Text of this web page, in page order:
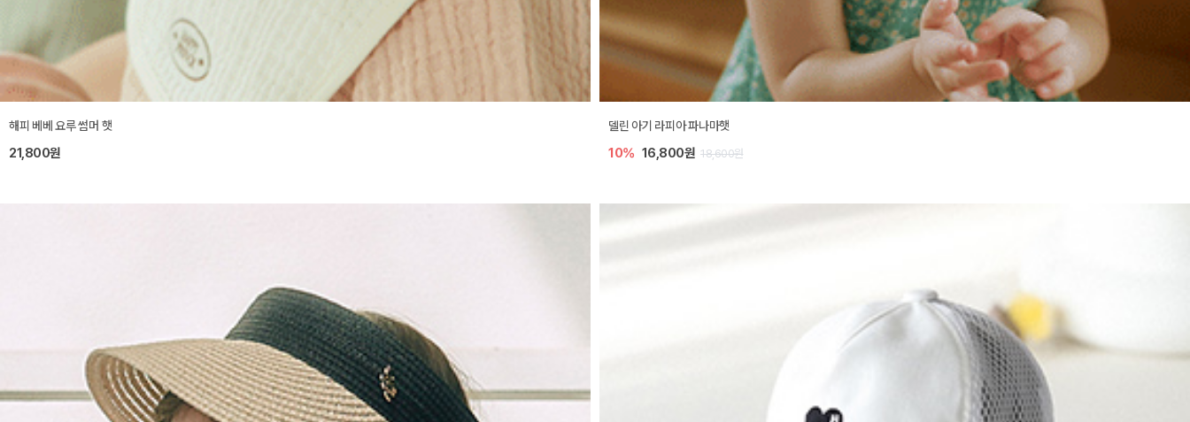
해피 베베 요루 썸머 햇
21,800원
델린 아기 라피아 파나마햇
10% 16,800원 18,600원